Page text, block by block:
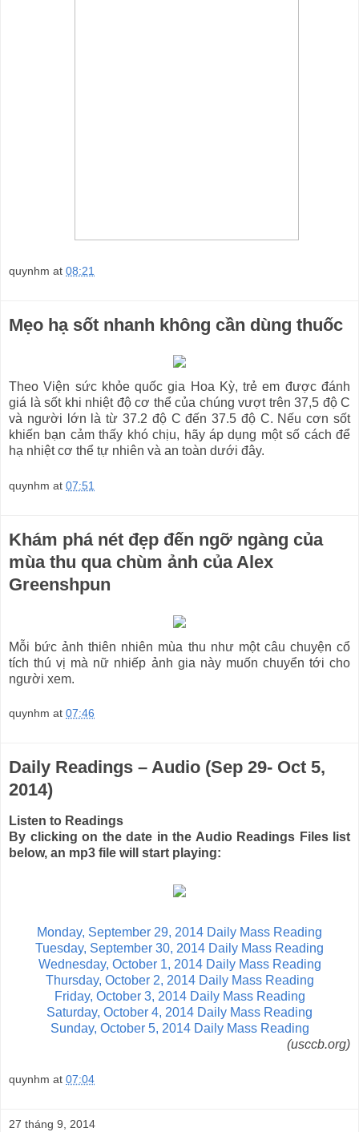
quynhm at 08:21
Mẹo hạ sốt nhanh không cần dùng thuốc
Theo Viện sức khỏe quốc gia Hoa Kỳ, trẻ em được đánh
giá là sốt khi nhiệt độ cơ thể của chúng vượt trên 37,5 độ C
và người lớn là từ 37.2 độ C đến 37.5 độ C. Nếu cơn sốt
khiến bạn cảm thấy khó chịu, hãy áp dụng một số cách để
hạ nhiệt cơ thể tự nhiên và an toàn dưới đây.
quynhm at 07:51
Khám phá nét đẹp đến ngỡ ngàng của
mùa thu qua chùm ảnh của Alex
Greenshpun
Mỗi bức ảnh thiên nhiên mùa thu như một câu chuyện cổ
tích thú vị mà nữ nhiếp ảnh gia này muốn chuyển tới cho
người xem.
quynhm at 07:46
Daily Readings – Audio (Sep 29- Oct 5,
2014)
Listen to Readings
By clicking on the date in the Audio Readings Files list
below, an mp3 file will start playing:
Monday, September 29, 2014 Daily Mass Reading
Tuesday, September 30, 2014 Daily Mass Reading
Wednesday, October 1, 2014 Daily Mass Reading
Thursday, October 2, 2014 Daily Mass Reading
Friday, October 3, 2014 Daily Mass Reading
Saturday, October 4, 2014 Daily Mass Reading
Sunday, October 5, 2014 Daily Mass Reading
(usccb.org)
quynhm at 07:04
27 tháng 9, 2014